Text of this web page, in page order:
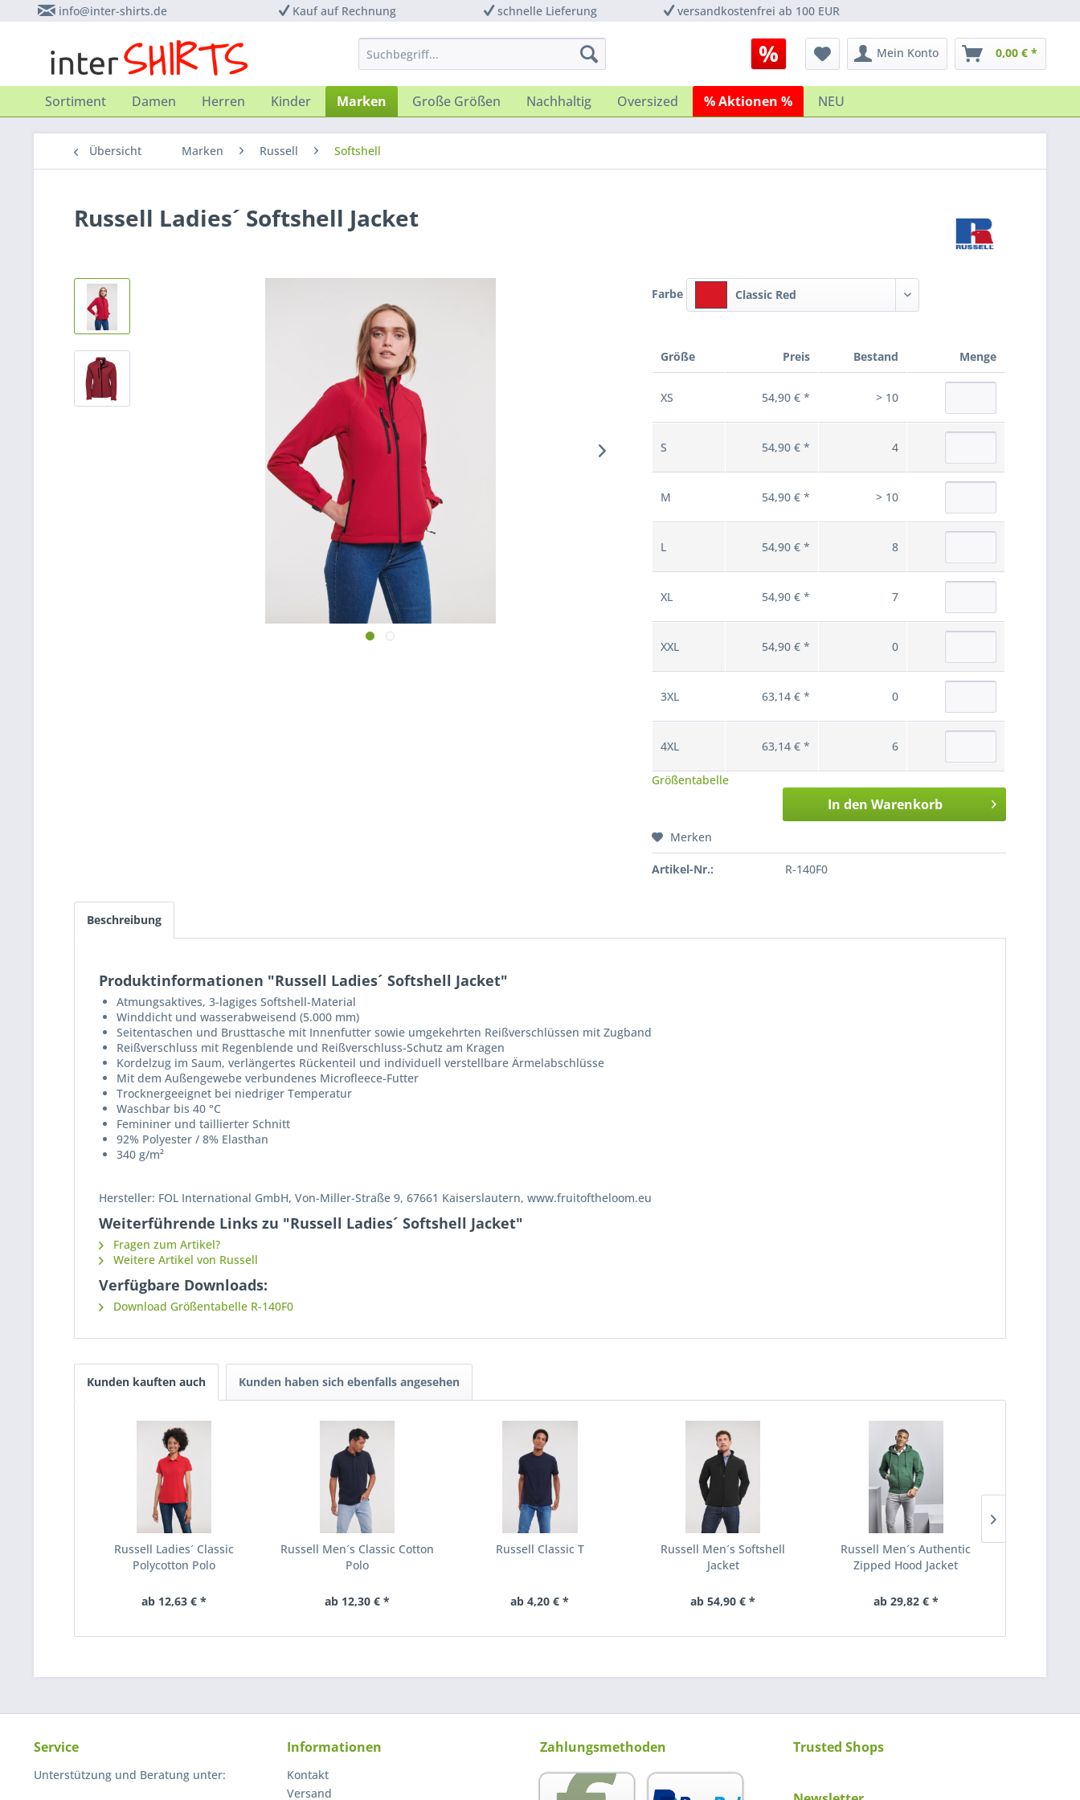
info@inter-shirts.de Kauf auf Rechnung schnelle Lieferung versandkostenfrei ab 100 EUR
Mein Konto 0,00 € *
Sortiment Damen Herren Kinder Marken Große Größen Nachhaltig Oversized % Aktionen % NEU
Übersicht Marken Russell Softshell
Russell Ladies´ Softshell Jacket
Farbe Classic Red
Größe Preis Bestand Menge
XS 54,90 € * > 10
S 54,90 € * 4
M 54,90 € * > 10
L 54,90 € * 8
XL 54,90 € * 7
XXL 54,90 € * 0
3XL 63,14 € * 0
4XL 63,14 € * 6
Größentabelle
In den Warenkorb
Merken
Artikel-Nr.: R-140F0
Beschreibung
Produktinformationen "Russell Ladies´ Softshell Jacket"
Atmungsaktives, 3-lagiges Softshell-Material
Winddicht und wasserabweisend (5.000 mm)
Seitentaschen und Brusttasche mit Innenfutter sowie umgekehrten Reißverschlüssen mit Zugband
Reißverschluss mit Regenblende und Reißverschluss-Schutz am Kragen
Kordelzug im Saum, verlängertes Rückenteil und individuell verstellbare Ärmelabschlüsse
Mit dem Außengewebe verbundenes Microfleece-Futter
Trocknergeeignet bei niedriger Temperatur
Waschbar bis 40 °C
Femininer und taillierter Schnitt
92% Polyester / 8% Elasthan
340 g/m²
Hersteller: FOL International GmbH, Von-Miller-Straße 9, 67661 Kaiserslautern, www.fruitoftheloom.eu
Weiterführende Links zu "Russell Ladies´ Softshell Jacket"
Fragen zum Artikel?
Weitere Artikel von Russell
Verfügbare Downloads:
Download Größentabelle R-140F0
Kunden kauften auch Kunden haben sich ebenfalls angesehen
Russell Ladies´ Classic
Polycotton Polo
ab 12,63 € *
Russell Men´s Classic Cotton
Polo
ab 12,30 € *
Russell Classic T
ab 4,20 € *
Russell Men´s Softshell
Jacket
ab 54,90 € *
Russell Men´s Authentic
Zipped Hood Jacket
ab 29,82 € *
Service
Unterstützung und Beratung unter:
Informationen
Kontakt
Versand
Zahlungsmethoden Trusted Shops